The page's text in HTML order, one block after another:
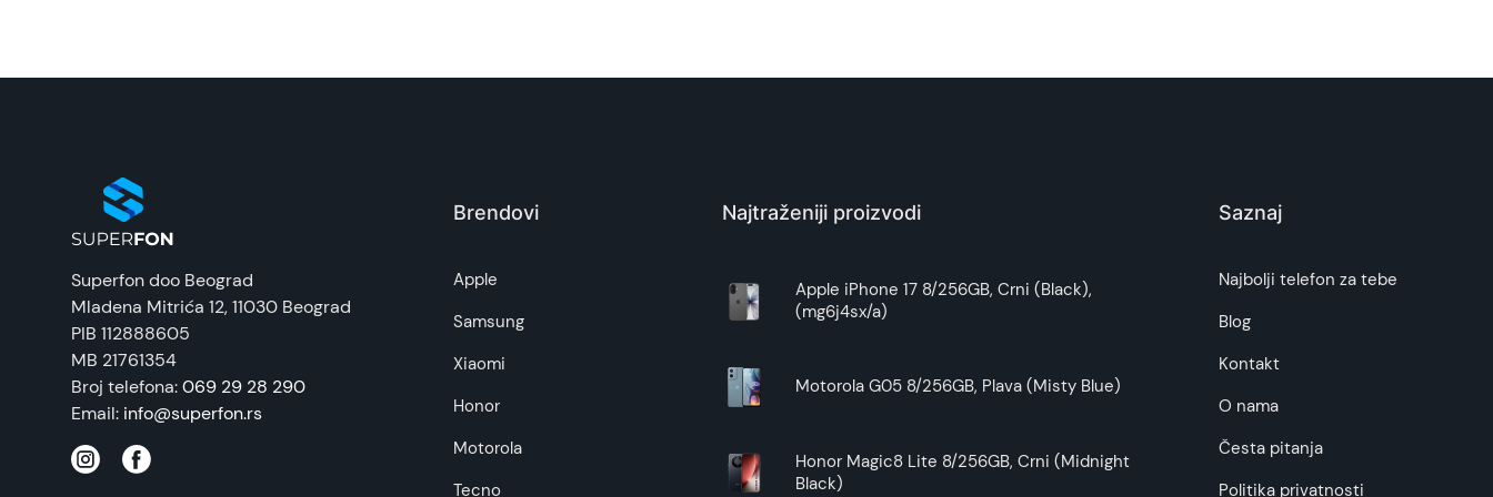
Superfon doo Beograd
Mladena Mitrića 12, 11030 Beograd
PIB 112888605
MB 21761354
Broj telefona:069 29 28 290
Email: info@superfon.rs
Brendovi
Apple
Samsung
Xiaomi
Honor
Motorola
Tecno
Najtraženiji proizvodi
Apple iPhone 17 8/256GB, Crni (Black),
(mg6j4sx/a)
Motorola G05 8/256GB, Plava (Misty Blue)
Honor Magic8 Lite 8/256GB, Crni (Midnight
Black)
Saznaj
Najbolji telefon za tebe
Blog
Kontakt
O nama
Česta pitanja
Politika privatnosti